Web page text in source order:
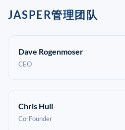
JASPER管理团队
Dave Rogenmoser
CEO
Chris Hull
Co-Founder